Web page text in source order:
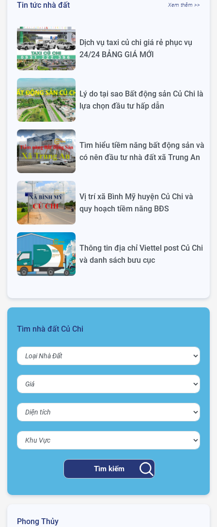
Tin tức nhà đất Xem thêm >>
Dịch vụ taxi củ chi giá rẻ phục vụ
24/24 BẢNG GIÁ MỚI
Lý do tại sao Bất động sản Củ Chi là
lựa chọn đầu tư hấp dẫn
Tìm hiểu tiềm năng bất động sản và
có nên đầu tư nhà đất xã Trung An
Vị trí xã Bình Mỹ huyện Củ Chi và
quy hoạch tiềm năng BĐS
Thông tin địa chỉ Viettel post Củ Chi
và danh sách bưu cục
Tìm nhà đất Củ Chi
Phong Thủy